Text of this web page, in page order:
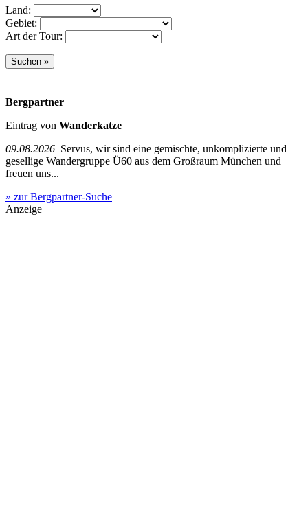
Land:
Gebiet:
Art der Tour:
Bergpartner
Eintrag von Wanderkatze
09.08.2026 Servus, wir sind eine gemischte, unkomplizierte und
gesellige Wandergruppe Ü60 aus dem Großraum München und
freuen uns...
» zur Bergpartner-Suche
Anzeige